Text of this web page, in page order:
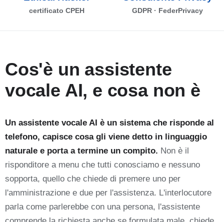
certificato CPEH GDPR · FederPrivacy
Cos'è un assistente
vocale AI, e cosa non è
Un assistente vocale AI è un sistema che risponde al
telefono, capisce cosa gli viene detto in linguaggio
naturale e porta a termine un compito. Non è il
risponditore a menu che tutti conosciamo e nessuno
sopporta, quello che chiede di premere uno per
l'amministrazione e due per l'assistenza. L'interlocutore
parla come parlerebbe con una persona, l'assistente